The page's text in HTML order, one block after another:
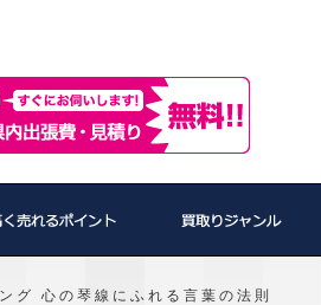
グ 心の琴線にふれる言葉の法則